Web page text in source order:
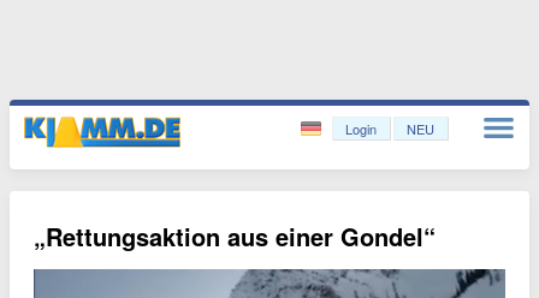
Login NEU
„Rettungsaktion aus einer Gondel“